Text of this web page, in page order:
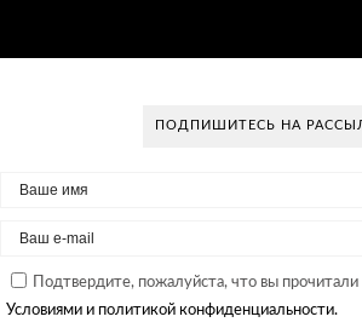
ПОДПИШИТЕСЬ НА
Подтвердите, пожалуйста, что вы
Условиями и политикой конфиденциальности.